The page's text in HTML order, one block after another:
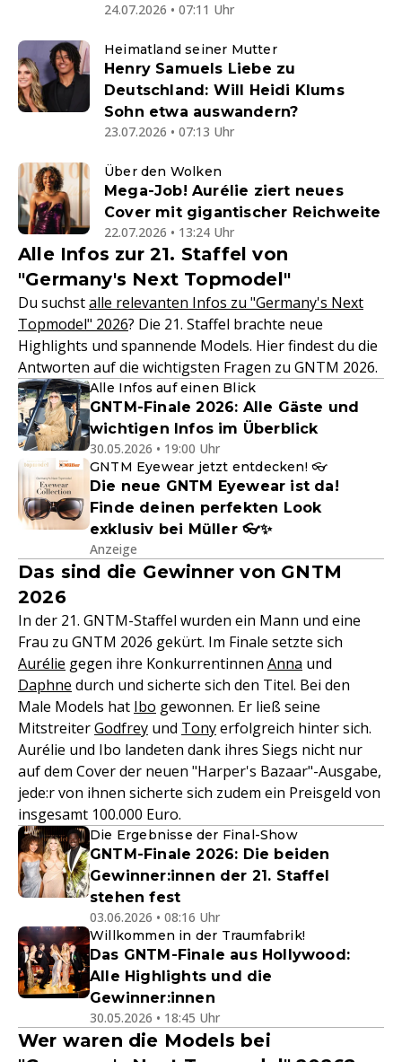
24.07.2026 • 07:11 Uhr
Heimatland seiner Mutter
Henry Samuels Liebe zu
Deutschland: Will Heidi Klums
Sohn etwa auswandern?
23.07.2026 • 07:13 Uhr
Über den Wolken
Mega-Job! Aurélie ziert neues
Cover mit gigantischer Reichweite
22.07.2026 • 13:24 Uhr
Alle Infos zur 21. Staffel von
"Germany's Next Topmodel"
Du suchstalle relevanten Infos zu "Germany's Next
Topmodel" 2026? Die 21. Staffel brachte neue
Highlights und spannende Models. Hier findest du die
Antworten auf die wichtigsten Fragen zu GNTM 2026.
Alle Infos auf einen Blick
GNTM-Finale 2026: Alle Gäste und
wichtigen Infos im Überblick
30.05.2026 • 19:00 Uhr
GNTM Eyewear jetzt entdecken! 👓
Die neue GNTM Eyewear ist da!
Finde deinen perfekten Look
exklusiv bei Müller 👓✨
Anzeige
Das sind die Gewinner von GNTM
2026
In der 21. GNTM-Staffel wurden ein Mann und eine
Frau zu GNTM 2026 gekürt. Im Finale setzte sich
Aurélie gegen ihre Konkurrentinnen Anna und
Daphne durch und sicherte sich den Titel. Bei den
Male Models hat Ibo gewonnen. Er ließ seine
MitstreiterGodfrey und Tonyerfolgreich hinter sich.
Aurélie und Ibo landeten dank ihres Siegs nicht nur
auf dem Cover der neuen "Harper's Bazaar"-Ausgabe,
jede:r von ihnen sicherte sich zudem ein Preisgeld von
insgesamt 100.000 Euro.
Die Ergebnisse der Final-Show
GNTM-Finale 2026: Die beiden
Gewinner:innen der 21. Staffel
stehen fest
03.06.2026 • 08:16 Uhr
Willkommen in der Traumfabrik!
Das GNTM-Finale aus Hollywood:
Alle Highlights und die
Gewinner:innen
30.05.2026 • 18:45 Uhr
Wer waren die Models bei